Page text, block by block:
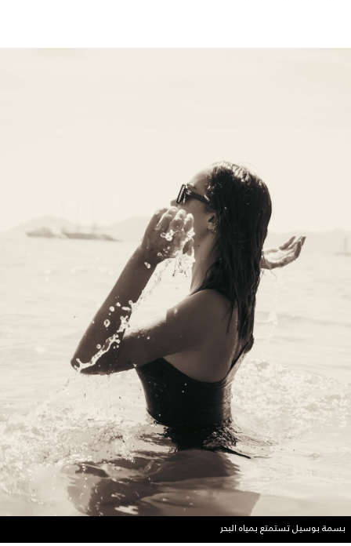
بسمة بوسيل تستمتع بمياه البحر